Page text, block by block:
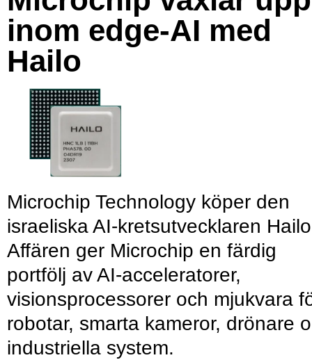
inom edge-AI med
Hailo
Microchip Technology köper den
israeliska AI-kretsutvecklaren
Affären ger Microchip en färdig
portfölj av AI-acceleratorer,
visionsprocessorer och mjukvara
robotar, smarta kameror, drönare
industriella system.